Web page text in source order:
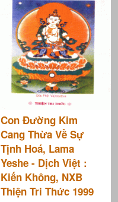
Con Đường Kim
Cang Thừa Về Sự
Tịnh Hoá, Lama
Yeshe - Dịch Việt :
Kiến Không, NXB
Thiện Tri Thức 1999